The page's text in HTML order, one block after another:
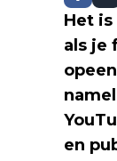
Het
als je
en